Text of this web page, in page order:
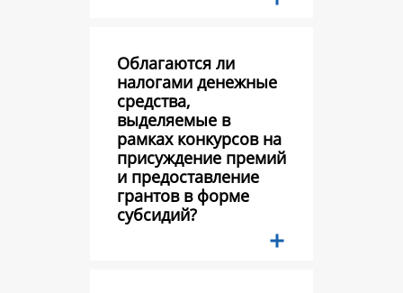
Облагаются ли
налогами денежные
средства,
выделяемые в
рамках конкурсов на
присуждение премий
и предоставление
грантов в форме
субсидий?